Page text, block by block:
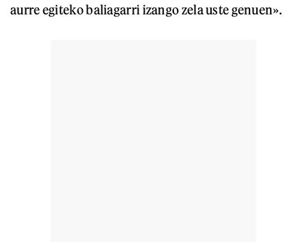
aurre egiteko baliagarri izango zela uste genuen».